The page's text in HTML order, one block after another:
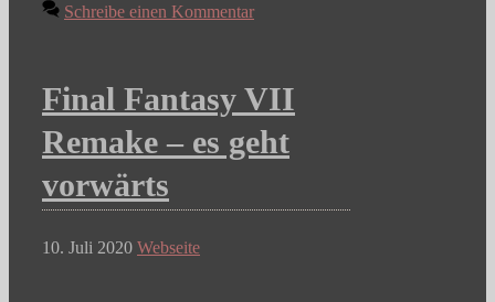
Schreibe einen Kommentar
Final Fantasy VII
Remake – es geht
vorwärts
10. Juli 2020 Webseite